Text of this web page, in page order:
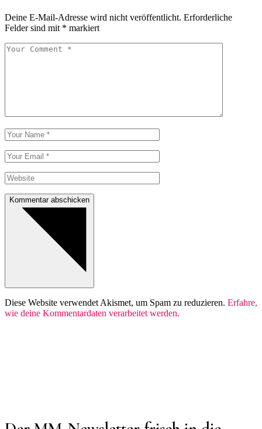
Deine E-Mail-Adresse wird nicht veröffentlicht. Erforderliche
Felder sind mit * markiert
Kommentar abschicken
Diese Website verwendet Akismet, um Spam zu reduzieren. Erfahre,
wie deine Kommentardaten verarbeitet werden.